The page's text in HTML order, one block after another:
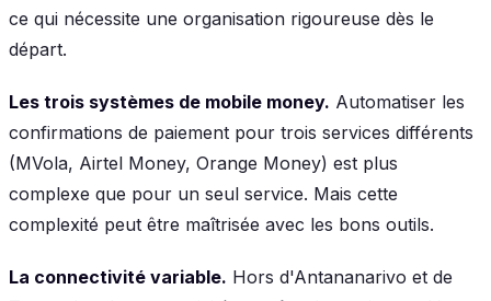
ce qui nécessite une organisation rigoureuse dès le
départ.
Les trois systèmes de mobile money. Automatiser les
confirmations de paiement pour trois services différents
(MVola, Airtel Money, Orange Money) est plus
complexe que pour un seul service. Mais cette
complexité peut être maîtrisée avec les bons outils.
La connectivité variable. Hors d'Antananarivo et de